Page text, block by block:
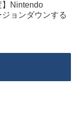
】Nintendo
ョンダウンする